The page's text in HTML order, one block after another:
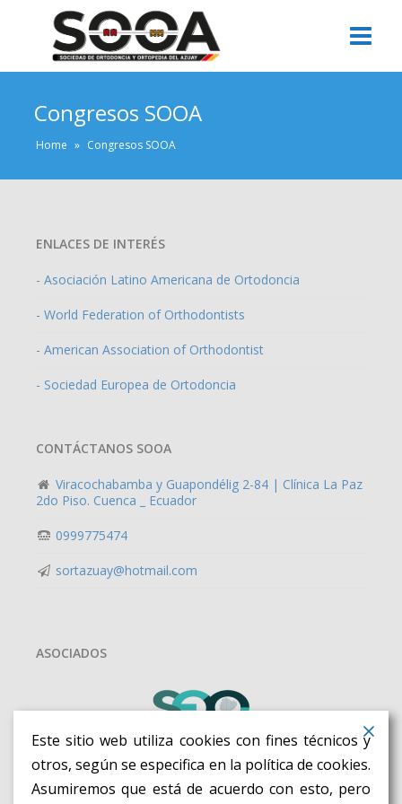
Congresos SOOA
Home » Congresos SOOA
ENLACES DE INTERÉS
- Asociación Latino Americana de Ortodoncia
- World Federation of Orthodontists
- American Association of Orthodontist
- Sociedad Europea de Ortodoncia
CONTÁCTANOS SOOA
Viracochabamba y Guapondélig 2-84 | Clínica La Paz
2do Piso. Cuenca _ Ecuador
0999775474
sortazuay@hotmail.com
ASOCIADOS
Este sitio web utiliza cookies con fines técnicos y
otros, según se especifica en la política de cookies.
Asumiremos que está de acuerdo con esto, pero